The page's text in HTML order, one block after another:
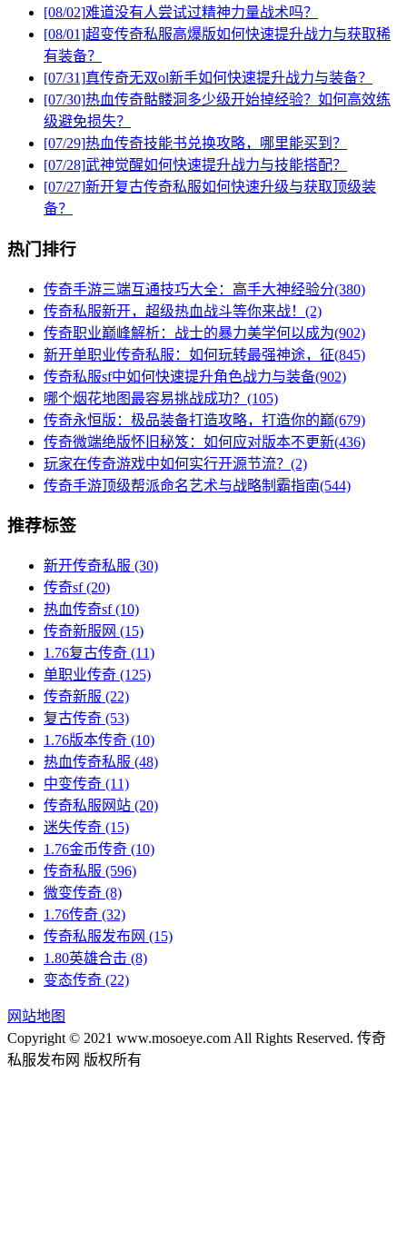
[08/02]难道没有人尝试过精神力量战术吗？
[08/01]超变传奇私服高爆版如何快速提升战力与获取稀
有装备？
[07/31]真传奇无双ol新手如何快速提升战力与装备？
[07/30]热血传奇骷髅洞多少级开始掉经验？如何高效练
级避免损失？
[07/29]热血传奇技能书兑换攻略，哪里能买到？
[07/28]武神觉醒如何快速提升战力与技能搭配？
[07/27]新开复古传奇私服如何快速升级与获取顶级装
备？
热门排行
传奇手游三端互通技巧大全：高手大神经验分(380)
传奇私服新开，超级热血战斗等你来战！(2)
传奇职业巅峰解析：战士的暴力美学何以成为(902)
新开单职业传奇私服：如何玩转最强神途，征(845)
传奇私服sf中如何快速提升角色战力与装备(902)
哪个烟花地图最容易挑战成功？(105)
传奇永恒版：极品装备打造攻略，打造你的巅(679)
传奇微端绝版怀旧秘笈：如何应对版本不更新(436)
玩家在传奇游戏中如何实行开源节流？(2)
传奇手游顶级帮派命名艺术与战略制霸指南(544)
推荐标签
新开传奇私服 (30)
传奇sf(20)
热血传奇sf(10)
传奇新服网 (15)
1.76复古传奇 (11)
单职业传奇 (125)
传奇新服 (22)
复古传奇 (53)
1.76版本传奇 (10)
热血传奇私服 (48)
中变传奇 (11)
传奇私服网站 (20)
迷失传奇 (15)
1.76金币传奇 (10)
传奇私服 (596)
微变传奇 (8)
1.76传奇 (32)
传奇私服发布网 (15)
1.80英雄合击 (8)
变态传奇 (22)
网站地图
Copyright © 2021 www.mosoeye.com All Rights Reserved. 传奇
私服发布网 版权所有